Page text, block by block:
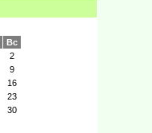
Вс
2
9
16
23
30